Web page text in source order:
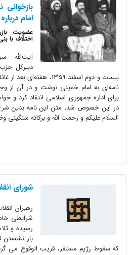
بازخوانی
امام
عضویت
اختلاف با
آیت‌الله
دبیرکل حزب
نامه‌ای به امام خمینی نوشت و در آن از
برای اداره جمهوری اسلامی انتقاد کرد و
در این خصوص شد، متن این نامه بدین شرح
السلام علیکم و رحمت الله و برکاته سنگینی
شورای
رهبران
شرایطی خاص
رسیده و
بار نشستن
که سقوط رژیم مستقر، قریب الوقوع می